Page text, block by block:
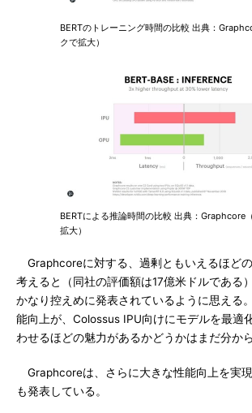
BERTのトレーニング時間の比較 出典：
クで拡大）
BERTによる推論時間の比較 出典：Graphcore
拡大）
Graphcoreに対する、過剰ともいえるほど
考えると（同社の評価額は17億米ドルである
かなり控えめに発表されているように思える
能向上が、Colossus IPU向けにモデルを最適
わせるほどの魅力があるかどうかはまだ分から
Graphcoreは、さらに大きな性能向上を実
も発表している。